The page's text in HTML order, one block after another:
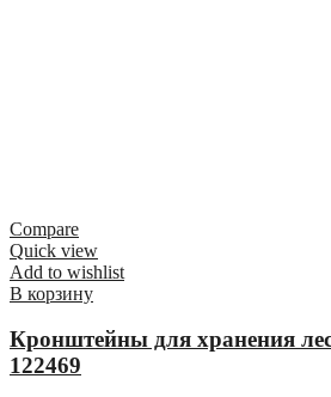
Compare
Quick view
Add to wishlist
В корзину
Кронштейны для хранения
122469